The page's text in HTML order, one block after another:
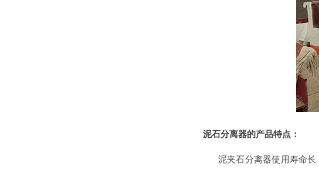
泥石分离器的产品特点：
泥夹石分离器使用寿命